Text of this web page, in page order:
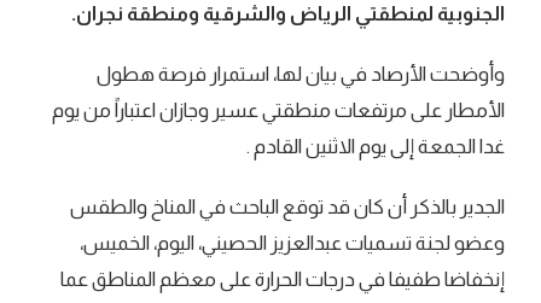
الجنوبية لمنطقتي الرياض والشرقية ومنطقة نجران.
وأوضحت الأرصاد في بيان لها، استمرار فرصة هطول
الأمطار على مرتفعات منطقتي عسير وجازان اعتباراً من يوم
غدا الجمعة إلى يوم الاثنين القادم .
الجدير بالذكر أن كان قد توقع الباحث في المناخ والطقس
وعضو لجنة تسميات عبدالعزيز الحصيني، اليوم، الخميس،
إنخفاضا طفيفا في درجات الحرارة على معظم المناطق عما